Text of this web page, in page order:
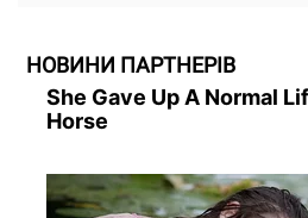
НОВИНИ ПАРТНЕРІВ
She Gave Up A Normal
Horse